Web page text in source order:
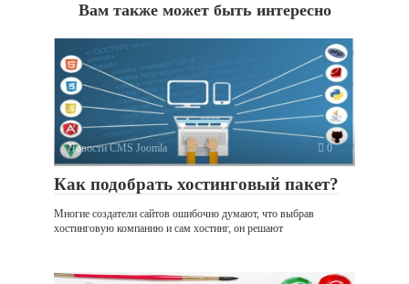
Вам также может быть интересно
Новости CMS Joomla 0
Как подобрать хостинговый пакет?
Многие создатели сайтов ошибочно думают, что выбрав
хостинговую компанию и сам хостинг, он решают